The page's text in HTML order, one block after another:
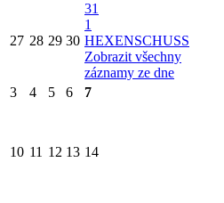
27 28 29 30
31
1
HEXENSCHUSS
Zobrazit všechny
záznamy ze dne
3 4 5 6 7
10 11 12 13 14